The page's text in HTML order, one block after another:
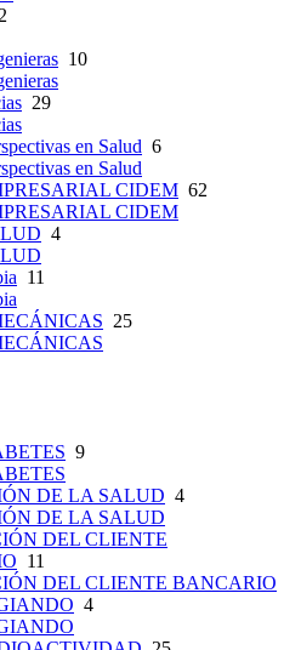
10
29
en Salud 6
en Salud
CIDEM 62
CIDEM
4
11
25
9
DE LA SALUD 4
DE LA SALUD
DEL CLIENTE
11
DEL CLIENTE BANCARIO
4